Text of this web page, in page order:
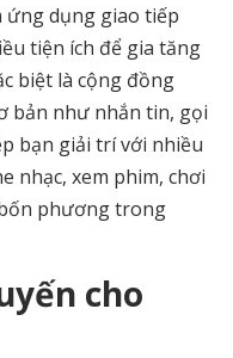
ứng dụng giao tiếp
tiện ích để gia tăng
biệt là cộng đồng
bản như nhắn tin, gọi
bạn giải trí với nhiều
nhạc, xem phim, chơi
phương trong
cho